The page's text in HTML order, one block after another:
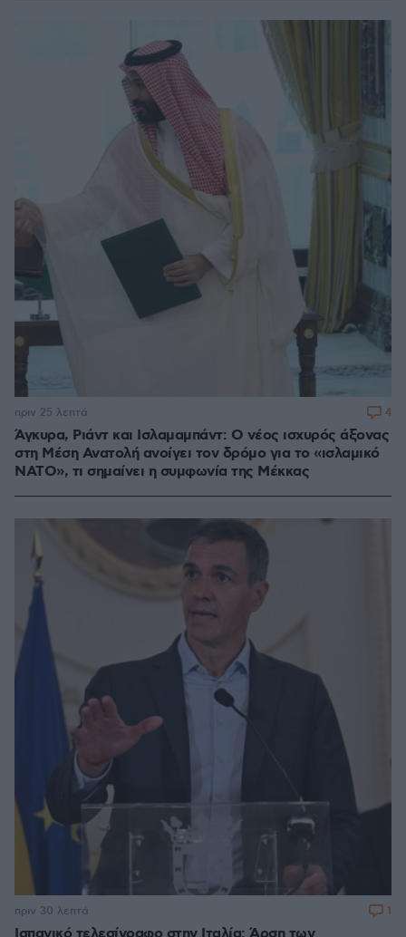
Άγκυρα, Ριάντ και Ισλαμαμπάντ: Ο νέος ισχυρός άξονας
στη Μέση Ανατολή ανοίγει τον δρόμο για το «ισλαμικό
ΝΑΤΟ», τι σημαίνει η συμφωνία της Μέκκας
πριν 25 λεπτά 4
πριν 30 λεπτά 1